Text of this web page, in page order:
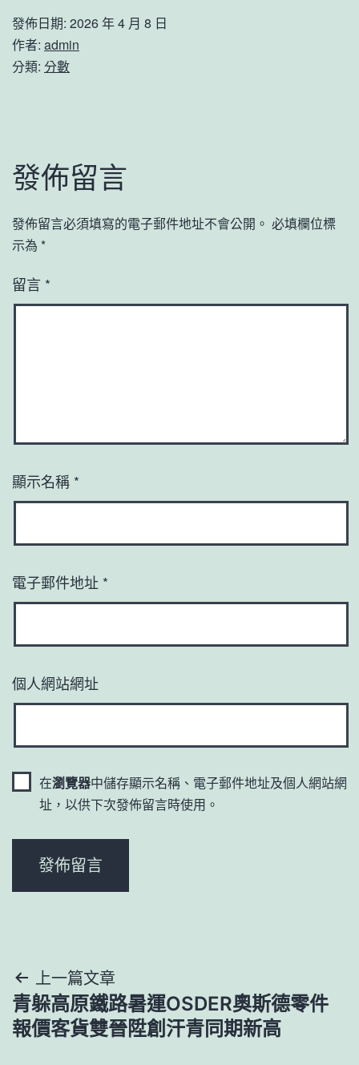
發佈日期: 2026 年 4 月 8 日
作者: admin
分類: 分數
發佈留言
發佈留言必須填寫的電子郵件地址不會公開。 必填欄位標
示為 *
留言 *
顯示名稱 *
電子郵件地址 *
個人網站網址
在瀏覽器中儲存顯示名稱、電子郵件地址及個人網站網
址，以供下次發佈留言時使用。
文
章
上一篇文章
青躲高原鐵路暑運OSDER奧斯德零件
報價客貨雙晉陞創汗青同期新高